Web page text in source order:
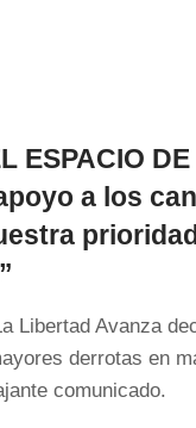
ESPACIO
a los
Libertad Avanza
derrotas en
comunicado.